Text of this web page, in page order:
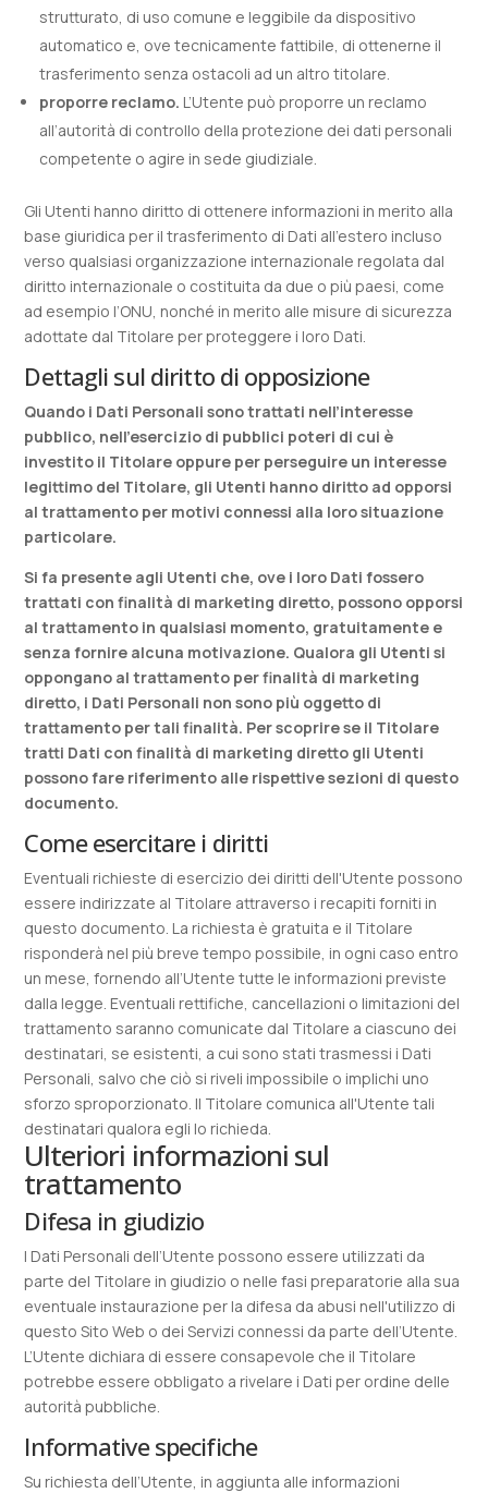
strutturato, di uso comune e leggibile da dispositivo
automatico e, ove tecnicamente fattibile, di ottenerne il
trasferimento senza ostacoli ad un altro titolare.
proporre reclamo. L’Utente può proporre un reclamo
all’autorità di controllo della protezione dei dati personali
competente o agire in sede giudiziale.
Gli Utenti hanno diritto di ottenere informazioni in merito alla
base giuridica per il trasferimento di Dati all'estero incluso
verso qualsiasi organizzazione internazionale regolata dal
diritto internazionale o costituita da due o più paesi, come
ad esempio l’ONU, nonché in merito alle misure di sicurezza
adottate dal Titolare per proteggere i loro Dati.
Dettagli sul diritto di opposizione
Quando i Dati Personali sono trattati nell’interesse
pubblico, nell’esercizio di pubblici poteri di cui è
investito il Titolare oppure per perseguire un interesse
legittimo del Titolare, gli Utenti hanno diritto ad opporsi
al trattamento per motivi connessi alla loro situazione
particolare.
Si fa presente agli Utenti che, ove i loro Dati fossero
trattati con finalità di marketing diretto, possono opporsi
al trattamento in qualsiasi momento, gratuitamente e
senza fornire alcuna motivazione. Qualora gli Utenti si
oppongano al trattamento per finalità di marketing
diretto, i Dati Personali non sono più oggetto di
trattamento per tali finalità. Per scoprire se il Titolare
tratti Dati con finalità di marketing diretto gli Utenti
possono fare riferimento alle rispettive sezioni di questo
documento.
Come esercitare i diritti
Eventuali richieste di esercizio dei diritti dell'Utente possono
essere indirizzate al Titolare attraverso i recapiti forniti in
questo documento. La richiesta è gratuita e il Titolare
risponderà nel più breve tempo possibile, in ogni caso entro
un mese, fornendo all’Utente tutte le informazioni previste
dalla legge. Eventuali rettifiche, cancellazioni o limitazioni del
trattamento saranno comunicate dal Titolare a ciascuno dei
destinatari, se esistenti, a cui sono stati trasmessi i Dati
Personali, salvo che ciò si riveli impossibile o implichi uno
sforzo sproporzionato. Il Titolare comunica all'Utente tali
destinatari qualora egli lo richieda.
Ulteriori informazioni sul
trattamento
Difesa in giudizio
I Dati Personali dell’Utente possono essere utilizzati da
parte del Titolare in giudizio o nelle fasi preparatorie alla sua
eventuale instaurazione per la difesa da abusi nell'utilizzo di
questo Sito Web o dei Servizi connessi da parte dell’Utente.
L’Utente dichiara di essere consapevole che il Titolare
potrebbe essere obbligato a rivelare i Dati per ordine delle
autorità pubbliche.
Informative specifiche
Su richiesta dell’Utente, in aggiunta alle informazioni